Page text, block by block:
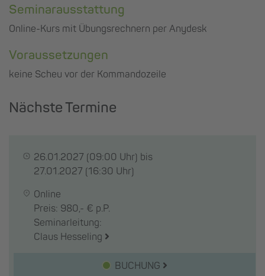
Seminarausstattung
Online-Kurs mit Übungsrechnern per Anydesk
Voraussetzungen
keine Scheu vor der Kommandozeile
Nächste Termine
26.01.2027 (09:00 Uhr) bis
27.01.2027 (16:30 Uhr)
Online
Preis: 980,- € p.P.
Seminarleitung:
Claus Hesseling
BUCHUNG